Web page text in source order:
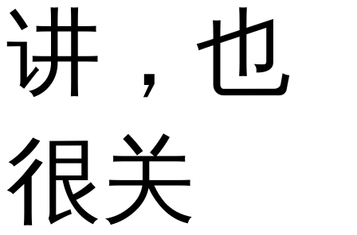
讲，也
很关